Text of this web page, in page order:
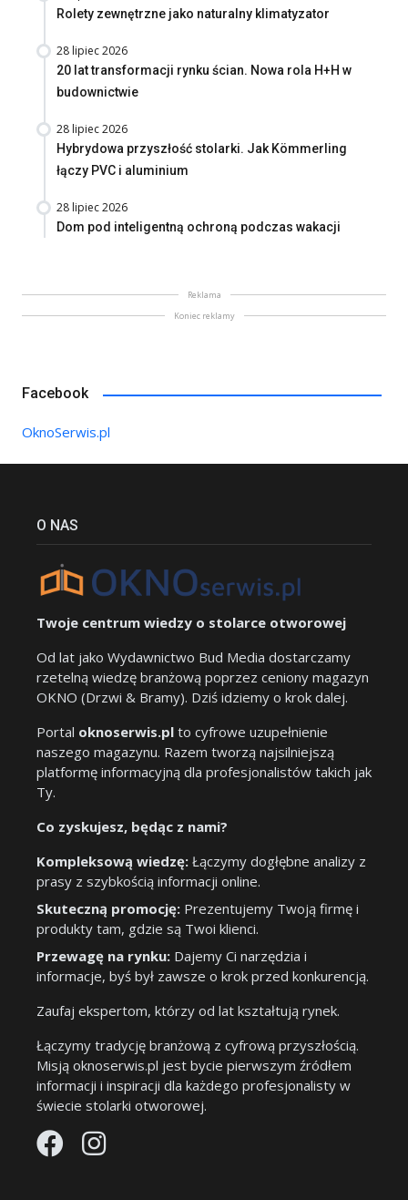
Rolety zewnętrzne jako naturalny klimatyzator
28 lipiec 2026
20 lat transformacji rynku ścian. Nowa rola H+H w
budownictwie
28 lipiec 2026
Hybrydowa przyszłość stolarki. Jak Kömmerling
łączy PVC i aluminium
28 lipiec 2026
Dom pod inteligentną ochroną podczas wakacji
Reklama
Koniec reklamy
Facebook
OknoSerwis.pl
O NAS
Twoje centrum wiedzy o stolarce otworowej
Od lat jako Wydawnictwo Bud Media dostarczamy
rzetelną wiedzę branżową poprzez ceniony magazyn
OKNO (Drzwi & Bramy). Dziś idziemy o krok dalej.
Portal oknoserwis.pl to cyfrowe uzupełnienie
naszego magazynu. Razem tworzą najsilniejszą
platformę informacyjną dla profesjonalistów takich jak
Ty.
Co zyskujesz, będąc z nami?
Kompleksową wiedzę: Łączymy dogłębne analizy z
prasy z szybkością informacji online.
Skuteczną promocję: Prezentujemy Twoją firmę i
produkty tam, gdzie są Twoi klienci.
Przewagę na rynku: Dajemy Ci narzędzia i
informacje, byś był zawsze o krok przed konkurencją.
Zaufaj ekspertom, którzy od lat kształtują rynek.
Łączymy tradycję branżową z cyfrową przyszłością.
Misją oknoserwis.pl jest bycie pierwszym źródłem
informacji i inspiracji dla każdego profesjonalisty w
świecie stolarki otworowej.